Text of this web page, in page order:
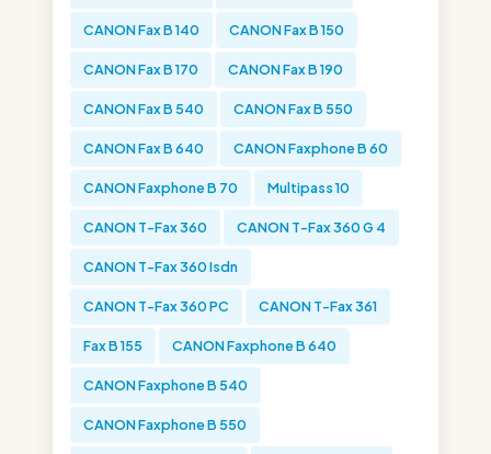
CANON Fax B 140 CANON Fax B 150
CANON Fax B 170 CANON Fax B 190
CANON Fax B 540 CANON Fax B 550
CANON Fax B 640 CANON Faxphone B 60
CANON Faxphone B 70 Multipass 10
CANON T-Fax 360 CANON T-Fax 360 G 4
CANON T-Fax 360 Isdn
CANON T-Fax 360 PC CANON T-Fax 361
Fax B 155 CANON Faxphone B 640
CANON Faxphone B 540
CANON Faxphone B 550